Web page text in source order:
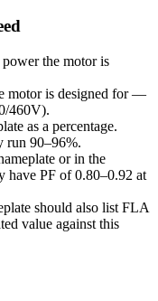
the motor is
motor is designed for —
460V).
as a percentage.
run 90–96%.
or in the
have PF of 0.80–0.92 at
should also list FLA
value against this